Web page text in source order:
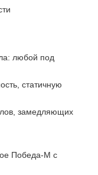
любой под
статичную
замедляющих
Победа-М с